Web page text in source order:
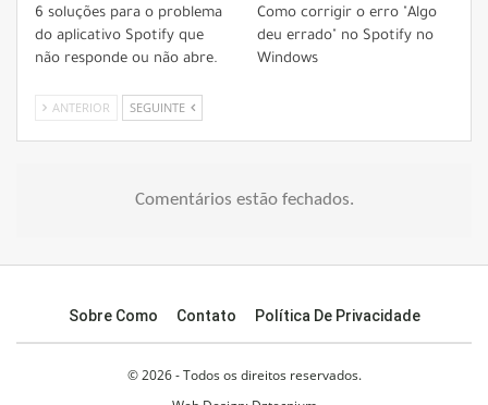
6 soluções para o problema
do aplicativo Spotify que
não responde ou não abre.
Como corrigir o erro "Algo
deu errado" no Spotify no
Windows
ANTERIOR SEGUINTE
Comentários estão fechados.
Sobre Como Contato Política De Privacidade
© 2026 - Todos os direitos reservados.